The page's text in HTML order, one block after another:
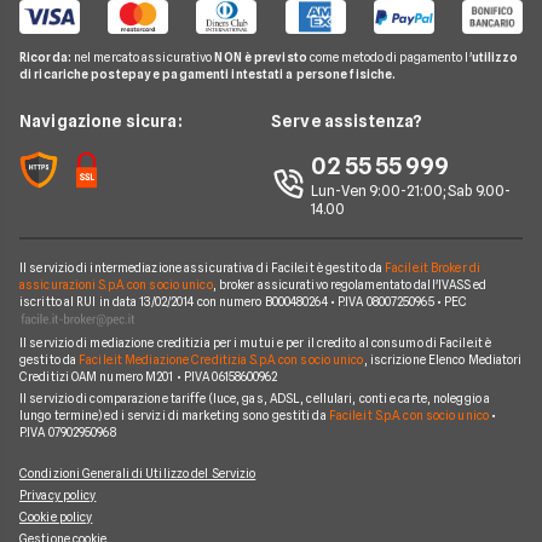
Pay TV
Noleggio Lungo Termine
News
Chi siamo
Perché scegliere Facile.it
Mappa del sito
Internet senza linea fissa
Offerte Internet Illimitato
Linkem
Tiscali
Wind Tre
Aruba
Eolo
Operatori Internet Casa
Internet Speed Test
Guide Internet Casa
Argomenti in evidenza internet casa
Notizie internet casa
Domande frequenti internet casa
Ricorda: nel mercato assicurativo NON è previsto come metodo di pagamento l'utilizzo
di ricariche postepay e pagamenti intestati a persone fisiche.
Navigazione sicura: Serve assistenza?
02 55 55 999
Lun-Ven 9:00-21:00; Sab 9.00-
14.00
Il servizio di intermediazione assicurativa di Facile.it è gestito da Facile.it Broker di
assicurazioni S.p.A. con socio unico, broker assicurativo regolamentato dall'IVASS ed
iscritto al RUI in data 13/02/2014 con numero B000480264 • P.IVA 08007250965 • PEC
Il servizio di mediazione creditizia per i mutui e per il credito al consumo di Facile.it è
gestito da Facile.it Mediazione Creditizia S.p.A. con socio unico , iscrizione Elenco Mediatori
Creditizi OAM numero M201 • P.IVA 06158600962
Il servizio di comparazione tariffe (luce, gas, ADSL, cellulari, conti e carte, noleggio a
lungo termine) ed i servizi di marketing sono gestiti da Facile.it S.p.A. con socio unico•
P.IVA 07902950968
Condizioni Generali di Utilizzo del Servizio
Privacy policy
Cookie policy
Gestione cookie